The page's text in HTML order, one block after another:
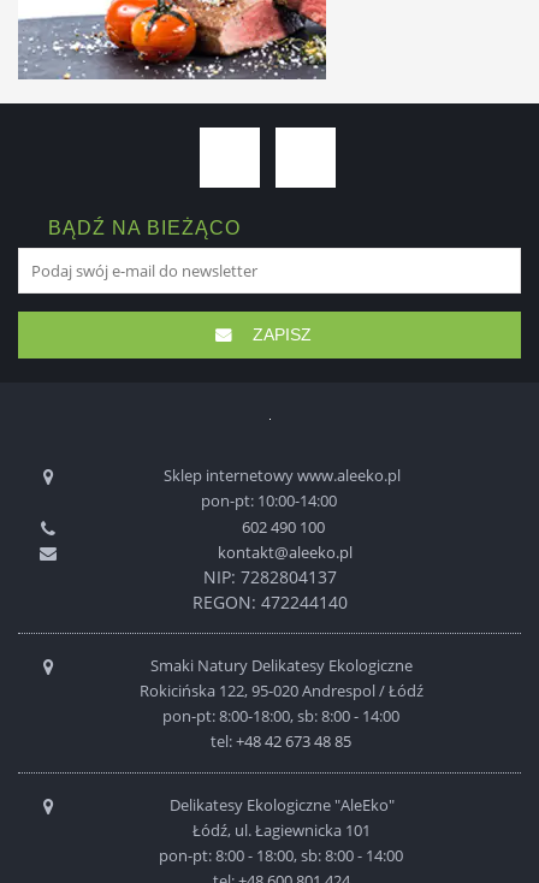
BĄDŹ NA BIEŻĄCO
ZAPISZ
Sklep internetowy www.aleeko.pl
pon-pt: 10:00-14:00
602 490 100
kontakt@aleeko.pl
NIP: 7282804137
REGON: 472244140
Smaki Natury Delikatesy Ekologiczne
Rokicińska 122, 95-020 Andrespol / Łódź
pon-pt: 8:00-18:00, sb: 8:00 - 14:00
tel:+48 42 673 48 85
Delikatesy Ekologiczne "AleEko"
Łódź, ul. Łagiewnicka 101
pon-pt: 8:00 - 18:00, sb: 8:00 - 14:00